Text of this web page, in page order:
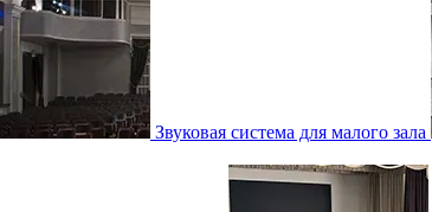
Звуковая система для малого зала